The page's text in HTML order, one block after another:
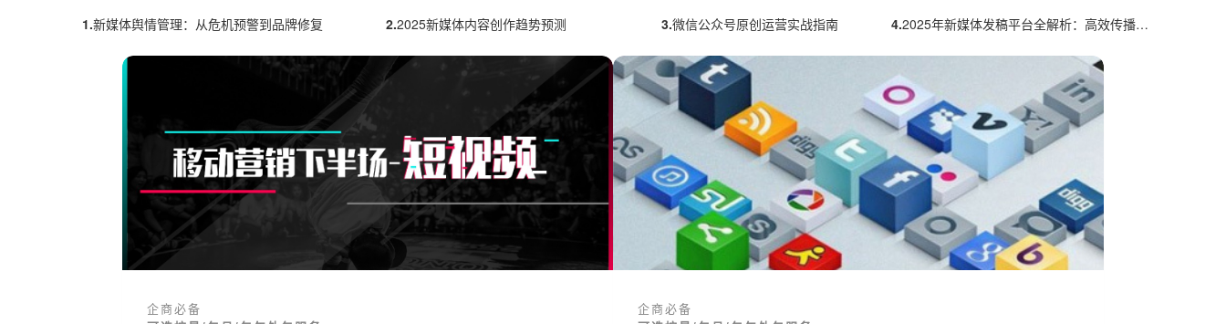
1.新媒体舆情管理：从危机预警到品牌修复 2.2025新媒体内容创作趋势预测 3.微信公众号原创运营实战指南 4.2025年新媒体发稿平台全解析：高效传播的五大策略
企商必备
企商必备